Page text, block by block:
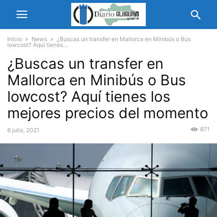
Inicio News
¿Buscas un transfer en Mallorca en Minibús o Bus
lowcost? Aquí tienes...
¿Buscas un transfer en
Mallorca en Minibús o Bus
lowcost? Aquí tienes los
mejores precios del momento
6 julio, 2021 871